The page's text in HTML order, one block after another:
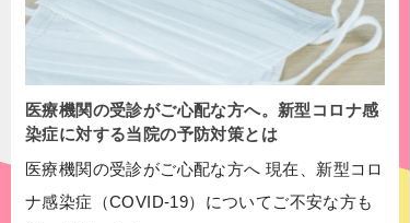
医療機関の受診がご心配な方へ。新型コロナ感
染症に対する当院の予防対策とは
医療機関の受診がご心配な方へ 現在、新型コロ
ナ感染症（COVID-19）についてご不安な方も